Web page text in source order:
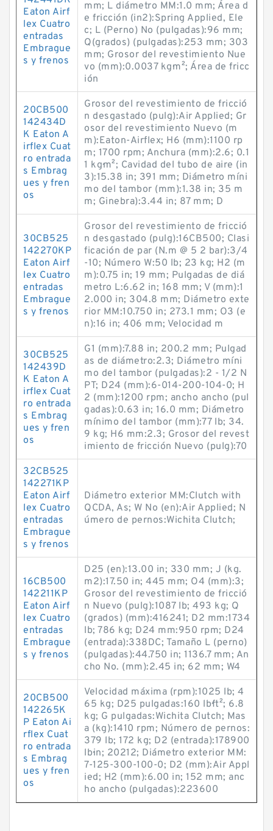
Eaton Airf
lex Cuatro
entradas
Embrague
s y frenos
mm; L diámetro MM:1.0 mm; Área d
e fricción (in2):Spring Applied, Ele
c; L (Perno) No (pulgadas):96 mm;
Q(grados) (pulgadas):253 mm; 303
mm; Grosor del revestimiento Nue
vo (mm):0.0037 kg·m²; Área de fricc
ión
20CB500
142434D
K Eaton A
irflex Cuat
ro entrada
s Embrag
ues y fren
os
Grosor del revestimiento de fricció
n desgastado (pulg):Air Applied; Gr
osor del revestimiento Nuevo (m
m):Eaton-Airflex; H6 (mm):1100 rp
m; 1700 rpm; Anchura (mm):2.6; 0.1
1 kg·m²; Cavidad del tubo de aire (in
3):15.38 in; 391 mm; Diámetro míni
mo del tambor (mm):1.38 in; 35 m
m; Ginebra):3.44 in; 87 mm; D
30CB525
142270KP
Eaton Airf
lex Cuatro
entradas
Embrague
s y frenos
Grosor del revestimiento de fricció
n desgastado (pulg):16CB500; Clasi
ficación de par (N.m @ 5 2 bar):3/4
-10; Número W:50 lb; 23 kg; H2 (m
m):0.75 in; 19 mm; Pulgadas de diá
metro L:6.62 in; 168 mm; V (mm):1
2.000 in; 304.8 mm; Diámetro exte
rior MM:10.750 in; 273.1 mm; O3 (e
n):16 in; 406 mm; Velocidad m
30CB525
142439D
K Eaton A
irflex Cuat
ro entrada
s Embrag
ues y fren
os
G1 (mm):7.88 in; 200.2 mm; Pulgad
as de diámetro:2.3; Diámetro míni
mo del tambor (pulgadas):2 - 1/2 N
PT; D24 (mm):6-014-200-104-0; H
2 (mm):1200 rpm; ancho ancho (pul
gadas):0.63 in; 16.0 mm; Diámetro
mínimo del tambor (mm):77 lb; 34.
9 kg; H6 mm:2.3; Grosor del revest
imiento de fricción Nuevo (pulg):70
32CB525
142271KP
Eaton Airf
lex Cuatro
entradas
Embrague
s y frenos
Diámetro exterior MM:Clutch with
QCDA, As; W No (en):Air Applied; N
úmero de pernos:Wichita Clutch;
16CB500
142211KP
Eaton Airf
lex Cuatro
entradas
Embrague
s y frenos
D25 (en):13.00 in; 330 mm; J (kg.
m2):17.50 in; 445 mm; O4 (mm):3;
Grosor del revestimiento de fricció
n Nuevo (pulg):1087 lb; 493 kg; Q
(grados) (mm):416241; D2 mm:1734
lb; 786 kg; D24 mm:950 rpm; D24
(entrada):338DC; Tamaño L (perno)
(pulgadas):44.750 in; 1136.7 mm; An
cho No. (mm):2.45 in; 62 mm; W4
20CB500
142265K
P Eaton Ai
rflex Cuat
ro entrada
s Embrag
ues y fren
os
Velocidad máxima (rpm):1025 lb; 4
65 kg; D25 pulgadas:160 lb·ft²; 6.8
kg; G pulgadas:Wichita Clutch; Mas
a (kg):1410 rpm; Número de pernos:
379 lb; 172 kg; D2 (entrada):178900
lb·in; 20212; Diámetro exterior MM:
7-125-300-100-0; D2 (mm):Air Appl
ied; H2 (mm):6.00 in; 152 mm; anc
ho ancho (pulgadas):223600